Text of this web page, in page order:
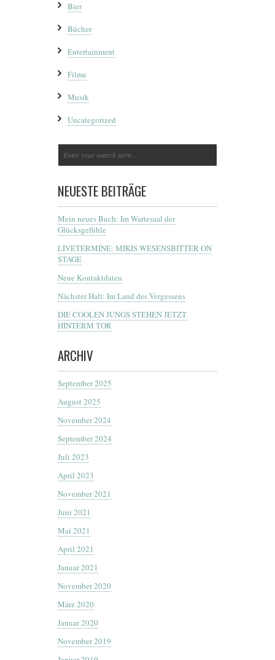
Bier
Bücher
Entertainment
Filme
Musik
Uncategorized
NEUESTE BEITRÄGE
Mein neues Buch: Im Wartesaal der
Glücksgefühle
LIVETERMINE: MIKIS WESENSBITTER ON
STAGE
Neue Kontaktdaten
Nächster Halt: Im Land des Vergessens
DIE COOLEN JUNGS STEHEN JETZT
HINTERM TOR
ARCHIV
September 2025
August 2025
November 2024
September 2024
Juli 2023
April 2023
November 2021
Juni 2021
Mai 2021
April 2021
Januar 2021
November 2020
März 2020
Januar 2020
November 2019